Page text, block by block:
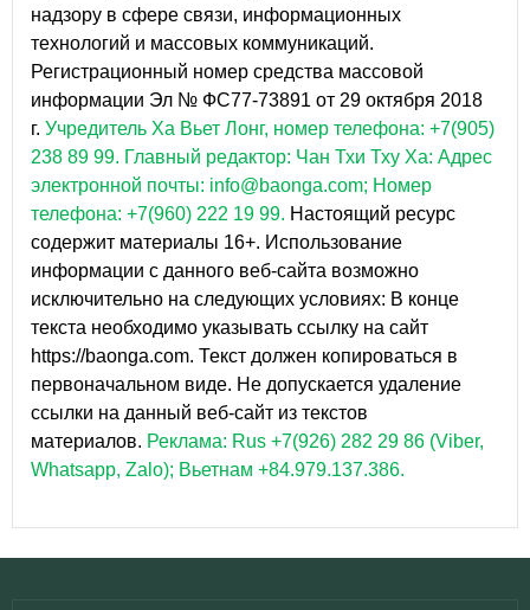
надзору в сфере связи, информационных
технологий и массовых коммуникаций.
Регистрационный номер средства массовой
информации Эл № ФС77-73891 от 29 октября 2018
г. Учредитель Ха Вьет Лонг, номер телефона: +7(905)
238 89 99. Главный редактор: Чан Тхи Тху Ха: Адрес
электронной почты: info@baonga.com; Номер
телефона: +7(960) 222 19 99. Настоящий ресурс
содержит материалы 16+. Использование
информации с данного веб-сайта возможно
исключительно на следующих условиях: В конце
текста необходимо указывать ссылку на сайт
https://baonga.com. Текст должен копироваться в
первоначальном виде. Не допускается удаление
ссылки на данный веб-сайт из текстов
материалов. Реклама: Rus +7(926) 282 29 86 (Viber,
Whatsapp, Zalo); Вьетнам +84.979.137.386.